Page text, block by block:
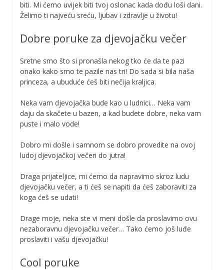
biti. Mi ćemo uvijek biti tvoj oslonac kada dođu loši dani.
Želimo ti najveću sreću, ljubav i zdravlje u životu!
Dobre poruke za djevojačku večer
Sretne smo što si pronašla nekog tko će da te pazi
onako kako smo te pazile nas tri! Do sada si bila naša
princeza, a ubuduće ćeš biti nečija kraljica.
Neka vam djevojačka bude kao u ludnici… Neka vam
daju da skačete u bazen, a kad budete dobre, neka vam
puste i malo vode!
Dobro mi došle i samnom se dobro provedite na ovoj
ludoj djevojačkoj večeri do jutra!
Draga prijateljice, mi ćemo da napravimo skroz ludu
djevojačku večer, a ti ćeš se napiti da ćeš zaboraviti za
koga ćeš se udati!
Drage moje, neka ste vi meni došle da proslavimo ovu
nezaboravnu djevojačku večer… Tako ćemo još luđe
proslaviti i vašu djevojačku!
Cool poruke